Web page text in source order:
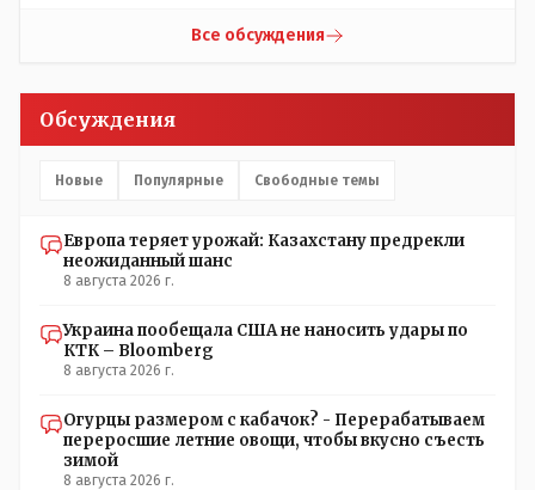
Все обсуждения
Обсуждения
Новые Популярные Свободные темы
Европа теряет урожай: Казахстану предрекли
неожиданный шанс
8 августа 2026 г.
Украина пообещала США не наносить удары по
КТК – Bloomberg
8 августа 2026 г.
Огурцы размером с кабачок? - Перерабатываем
переросшие летние овощи, чтобы вкусно съесть
зимой
8 августа 2026 г.